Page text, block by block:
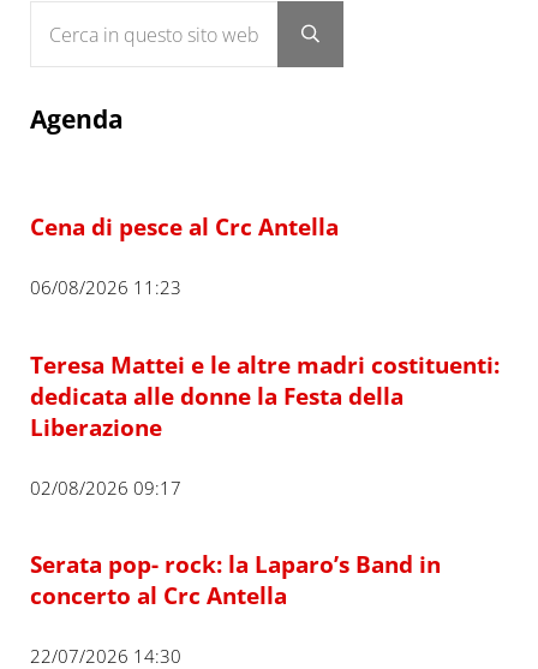
Submit search
Agenda
Cena di pesce al Crc Antella
06/08/2026 11:23
Teresa Mattei e le altre madri costituenti:
dedicata alle donne la Festa della
Liberazione
02/08/2026 09:17
Serata pop- rock: la Laparo’s Band in
concerto al Crc Antella
22/07/2026 14:30